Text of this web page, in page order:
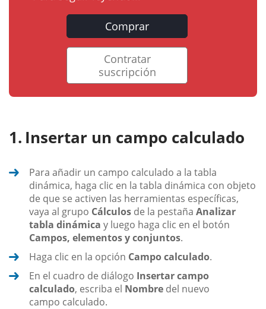
Comprar
Contratar
suscripción
Insertar un campo calculado
Para añadir un campo calculado a la tabla
dinámica, haga clic en la tabla dinámica con objeto
de que se activen las herramientas específicas,
vaya al grupo Cálculos de la pestaña Analizar
tabla dinámica y luego haga clic en el botón
Campos, elementos y conjuntos.
Haga clic en la opción Campo calculado.
En el cuadro de diálogo Insertar campo
calculado, escriba el Nombre del nuevo
campo calculado.